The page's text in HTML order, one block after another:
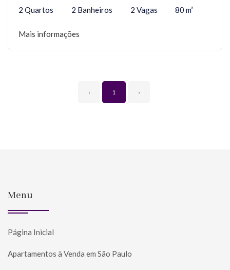
2 Quartos 2 Banheiros 2 Vagas 80 m²
Mais informações
‹ 1 ›
Menu
Página Inicial
Apartamentos à Venda em São Paulo